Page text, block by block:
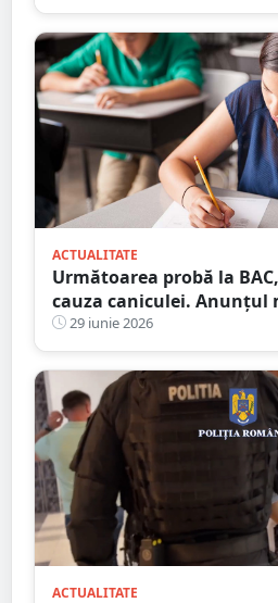
ACTUALITATE
Următoarea probă la
cauza caniculei. Anunțul
Educației
29 iunie 2026
ACTUALITATE